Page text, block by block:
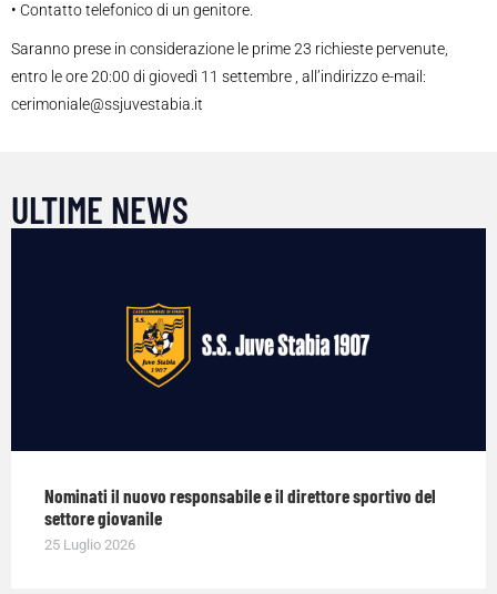
• Contatto telefonico di un genitore.
Saranno prese in considerazione le prime 23 richieste pervenute,
entro le ore 20:00 di giovedì 11 settembre , all’indirizzo e-mail:
cerimoniale@ssjuvestabia.it
ULTIME NEWS
Nominati il nuovo responsabile e il direttore sportivo del
settore giovanile
25 Luglio 2026